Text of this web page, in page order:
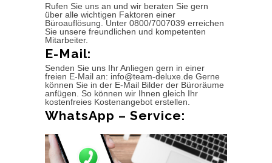
Rufen Sie uns an und wir beraten Sie gern
über alle wichtigen Faktoren einer
Büroauflösung. Unter 0800/7007039 erreichen
Sie unsere freundlichen und kompetenten
Mitarbeiter.
E-Mail:
Senden Sie uns Ihr Anliegen gern in einer
freien E-Mail an: info@team-deluxe.de Gerne
können Sie in der E-Mail Bilder der Büroräume
anfügen. So können wir Ihnen gleich Ihr
kostenfreies Kostenangebot erstellen.
WhatsApp – Service: